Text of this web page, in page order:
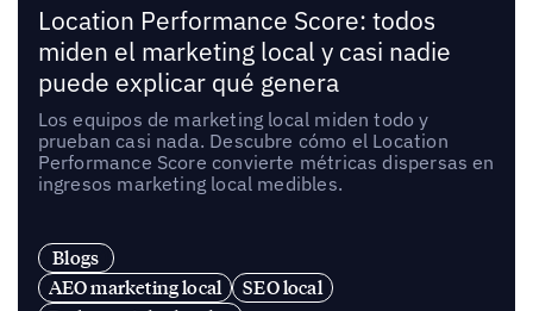
Location Performance Score: todos
miden el marketing local y casi nadie
puede explicar qué genera
Los equipos de marketing local miden todo y
prueban casi nada. Descubre cómo el Location
Performance Score convierte métricas dispersas en
ingresos marketing local medibles.
Blogs
AEO marketing local
SEO local